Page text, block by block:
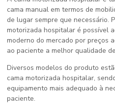
cama manual em termos de
de lugar sempre que necessário.
motorizada hospitalar é possível
moderno do mercado por preços
ao paciente a melhor qualidade
Diversos modelos do produto
cama motorizada hospitalar,
equipamento mais adequado à
paciente.